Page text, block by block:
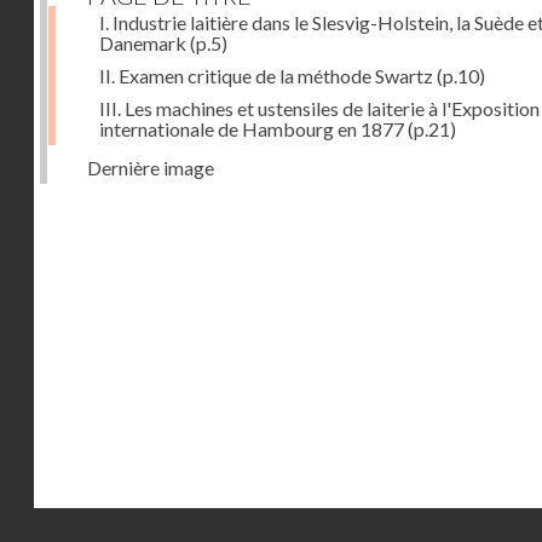
I. Industrie laitière dans le Slesvig-Holstein, la Suède
Danemark (p.5)
II. Examen critique de la méthode Swartz(p.10)
III. Les machines et ustensiles de laiterie à l'Exposition
internationale de Hambourg en 1877(p.21)
Dernière image